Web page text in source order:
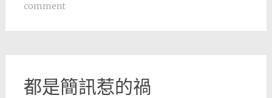
comment
都是簡訊惹的禍